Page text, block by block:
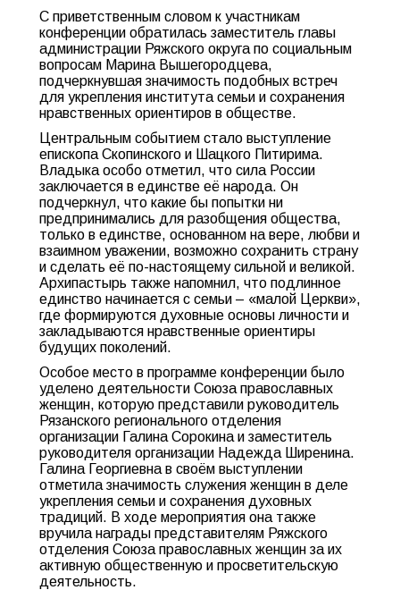
С приветственным словом к участникам
конференции обратилась заместитель главы
администрации Ряжского округа по социальным
вопросам Марина Вышегородцева,
подчеркнувшая значимость подобных встреч
для укрепления института семьи и сохранения
нравственных ориентиров в обществе.
Центральным событием стало выступление
епископа Скопинского и Шацкого Питирима.
Владыка особо отметил, что сила России
заключается в единстве её народа. Он
подчеркнул, что какие бы попытки ни
предпринимались для разобщения общества,
только в единстве, основанном на вере, любви и
взаимном уважении, возможно сохранить страну
и сделать её по-настоящему сильной и великой.
Архипастырь также напомнил, что подлинное
единство начинается с семьи – «малой Церкви»,
где формируются духовные основы личности и
закладываются нравственные ориентиры
будущих поколений.
Особое место в программе конференции было
уделено деятельности Союза православных
женщин, которую представили руководитель
Рязанского регионального отделения
организации Галина Сорокина и заместитель
руководителя организации Надежда Ширенина.
Галина Георгиевна в своём выступлении
отметила значимость служения женщин в деле
укрепления семьи и сохранения духовных
традиций. В ходе мероприятия она также
вручила награды представителям Ряжского
отделения Союза православных женщин за их
активную общественную и просветительскую
деятельность.